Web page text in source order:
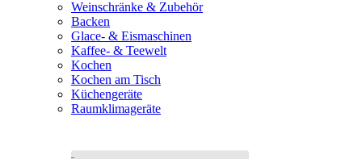
Weinschränke & Zubehör
Backen
Glace- & Eismaschinen
Kaffee- & Teewelt
Kochen
Kochen am Tisch
Küchengeräte
Raumklimageräte